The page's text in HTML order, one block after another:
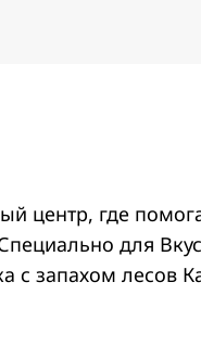
центр, где
для
с запахом лесов